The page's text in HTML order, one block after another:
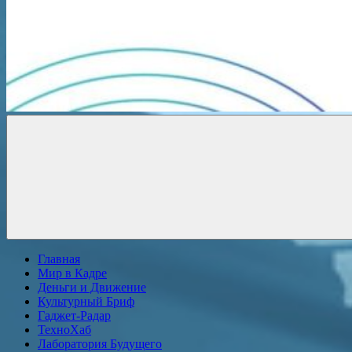
Главная
Мир в Кадре
Деньги и Движение
Культурный Бриф
Гаджет-Радар
ТехноХаб
Лаборатория Будущего